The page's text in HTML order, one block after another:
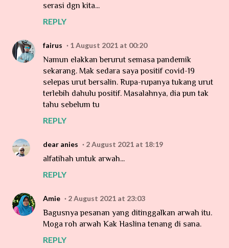
serasi dgn kita...
REPLY
fairus 1 August 2021 at 00:20
Namun elakkan berurut semasa pandemik
sekarang. Mak sedara saya positif covid-19
selepas urut bersalin. Rupa-rupanya tukang urut
terlebih dahulu positif. Masalahnya, dia pun tak
tahu sebelum tu
REPLY
dear anies 2 August 2021 at 18:19
alfatihah untuk arwah...
REPLY
Amie 2 August 2021 at 23:03
Bagusnya pesanan yang ditinggalkan arwah itu.
Moga roh arwah Kak Haslina tenang di sana.
REPLY